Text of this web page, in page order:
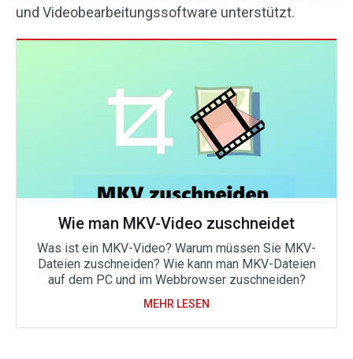
und Videobearbeitungssoftware unterstützt.
Wie man MKV-Video zuschneidet
Was ist ein MKV-Video? Warum müssen Sie MKV-
Dateien zuschneiden? Wie kann man MKV-Dateien
auf dem PC und im Webbrowser zuschneiden?
MEHR LESEN